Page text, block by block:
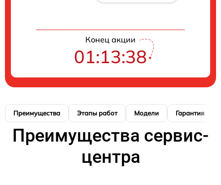
Конец акции
01:13:38
Преимущества Этапы работ Модели Гарантия
Преимущества сервис-
центра